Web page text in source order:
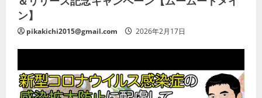
ン】
pikakichi2015@gmail.com 2026年2月17日